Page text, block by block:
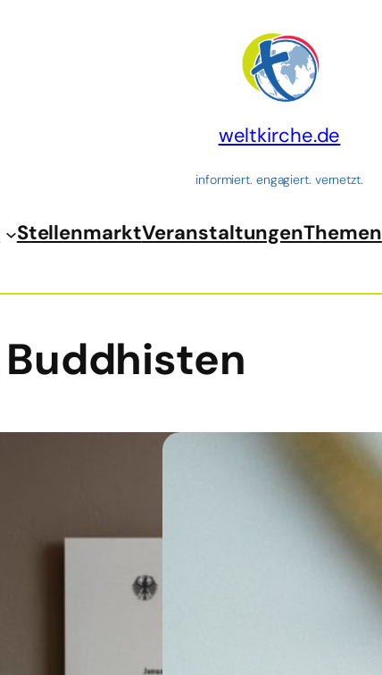
weltkirche.de
informiert. engagiert. vernetzt.
StellenmarktVeranstaltungenThemen
Buddhisten